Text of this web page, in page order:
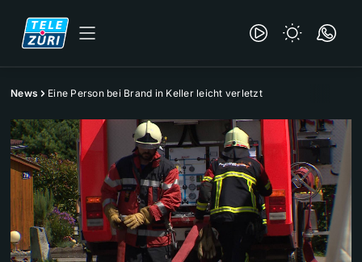
News Eine Person bei Brand in Keller leicht verletzt